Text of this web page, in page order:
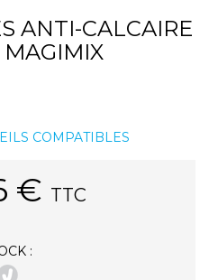
ANTI-CALCAIRE
MAGIMIX
COMPATIBLES
€ TTC
: